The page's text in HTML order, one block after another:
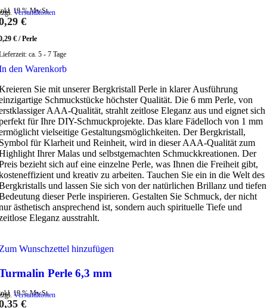
19 % MwSt.
Versandkosten
€
€ /Perle
ca. 5 - 7 Tage
den Warenkorb
Sie mit unserer Bergkristall Perle in klarer Ausführung
Schmuckstücke höchster Qualität. Die 6 mm Perle, von
AAA-Qualität, strahlt zeitlose Eleganz aus und eignet sich
für Ihre DIY-Schmuckprojekte. Das klare Fädelloch von 1 mm
vielseitige Gestaltungsmöglichkeiten. Der Bergkristall,
für Klarheit und Reinheit, wird in dieser AAA-Qualität zum
Ihrer Malas und selbstgemachten Schmuckkreationen. Der
bezieht sich auf eine einzelne Perle, was Ihnen die Freiheit gibt,
und kreativ zu arbeiten. Tauchen Sie ein in die Welt des
und lassen Sie sich von der natürlichen Brillanz und tiefen
dieser Perle inspirieren. Gestalten Sie Schmuck, der nicht
ästhetisch ansprechend ist, sondern auch spirituelle Tiefe und
Eleganz ausstrahlt.
Wunschzettel hinzufügen
Perle 6,3 mm
19 % MwSt.
Versandkosten
€